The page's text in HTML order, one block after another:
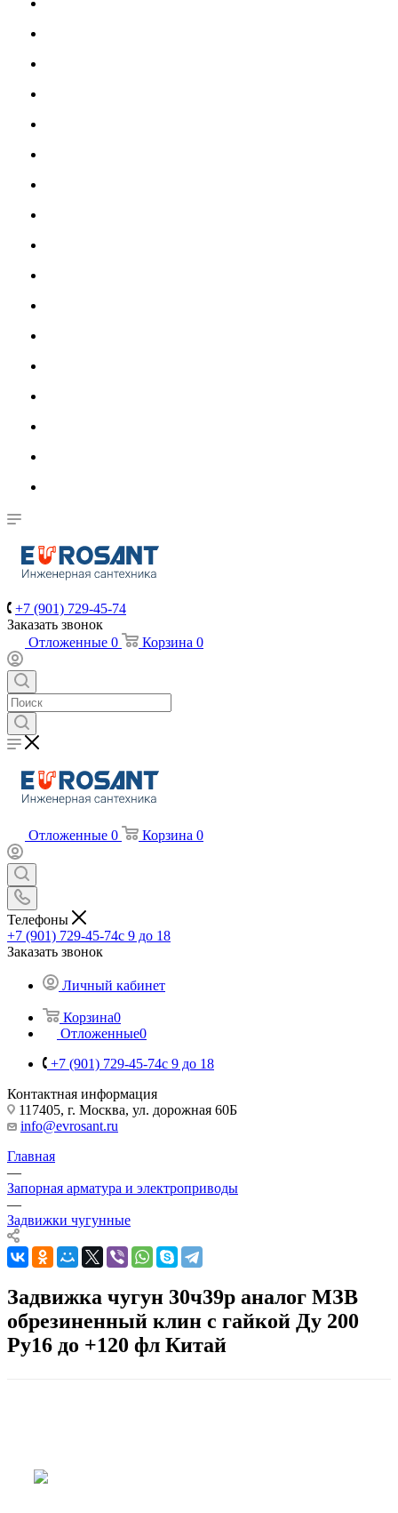
+7 (901) 729-45-74
Заказать звонок
Отложенные 0 Корзина 0
Отложенные 0 Корзина 0
Телефоны
+7 (901) 729-45-74c 9 до 18
Заказать звонок
Личный кабинет
Корзина0
Отложенные0
+7 (901) 729-45-74c 9 до 18
Контактная информация
117405, г. Москва, ул. дорожная 60Б
info@evrosant.ru
Главная
—
Запорная арматура и электроприводы
—
Задвижки чугунные
Задвижка чугун 30ч39р аналог МЗВ
обрезиненный клин c гайкой Ду 200
Ру16 до +120 фл Китай